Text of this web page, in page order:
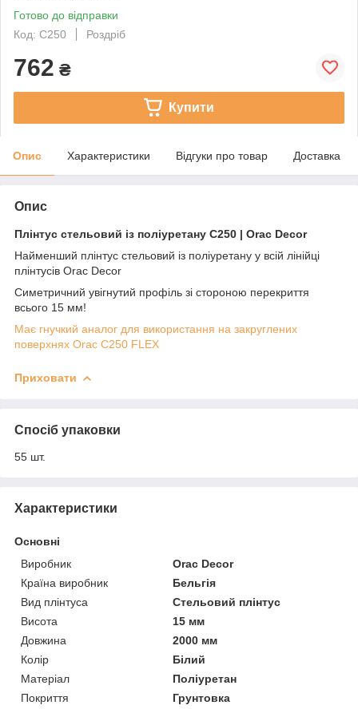
Готово до відправки
Код: C250
Роздріб
762 ₴
Купити
Опис Характеристики Відгуки про товар Доставка
Опис
Плінтус стельовий із поліуретану C250 | Orac Decor
Найменший плінтус стельовий із поліуретану у всій лінійці
плінтусів Orac Decor
Симетричний увігнутий профіль зі стороною перекриття
всього 15 мм!
Має гнучкий аналог для використання на закруглених
поверхнях Orac C250 FLEX
Приховати
Спосіб упаковки
55 шт.
Характеристики
Основні
Виробник
Orac Decor
Країна виробник
Бельгія
Вид плінтуса
Стельовий плінтус
Висота
15 мм
Довжина
2000 мм
Колір
Білий
Матеріал
Поліуретан
Покриття
Грунтовка